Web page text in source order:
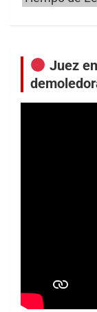
Juez